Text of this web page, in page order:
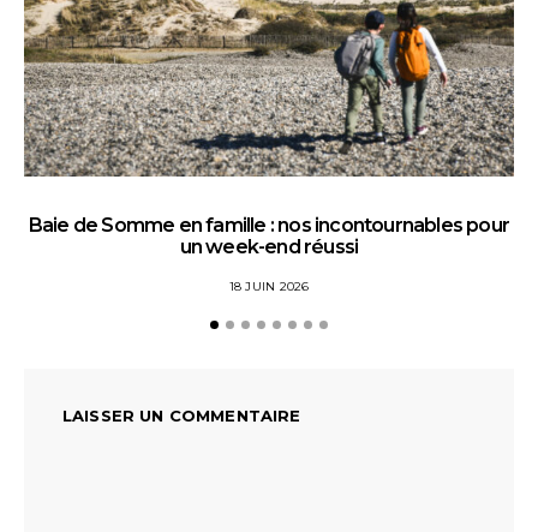
Baie de Somme en famille : nos incontournables pour
un week-end réussi
18 JUIN 2026
LAISSER UN COMMENTAIRE